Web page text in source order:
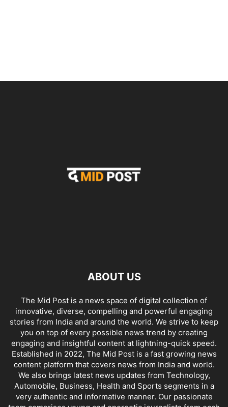
ABOUT US
The Mid Post is a news space of digital collection of
innovative, diverse, compelling and powerful engaging
stories from India and around the world. We strive to keep
you on top of every possible news trend by creating
engaging and insightful content at lightning-quick speed.
Established in 2022, The Mid Post is a fast growing news
content platform that covers news from India and world.
We also brings latest news updates from Technology,
Automobile, Business, Health and Sports segments in a
very authentic and informative manner. Our passionate